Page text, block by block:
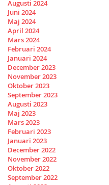
Augusti 2024
Juni 2024
Maj 2024
April 2024
Mars 2024
Februari 2024
Januari 2024
December 2023
November 2023
Oktober 2023
September 2023
Augusti 2023
Maj 2023
Mars 2023
Februari 2023
Januari 2023
December 2022
November 2022
Oktober 2022
September 2022